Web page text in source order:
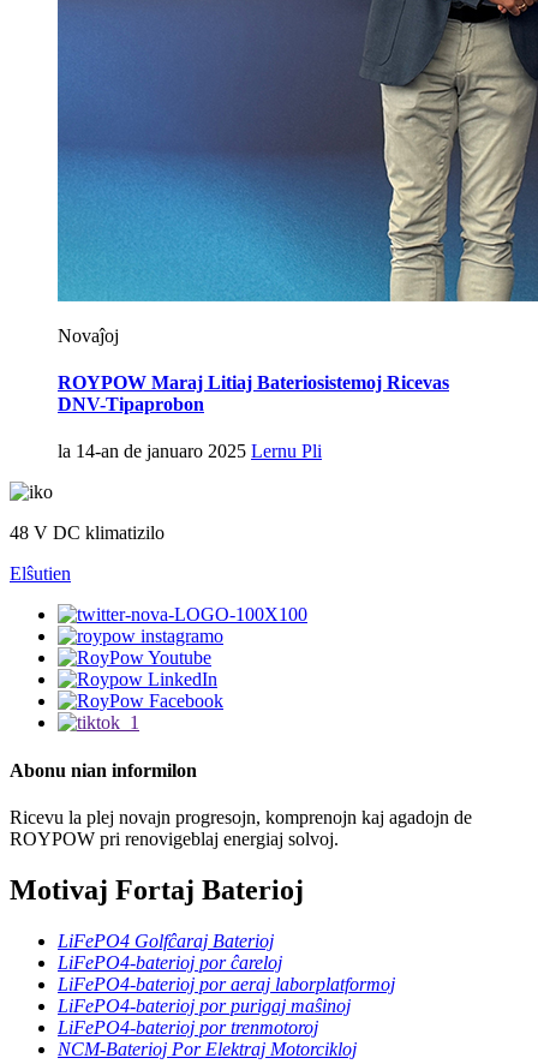
Novaĵoj
ROYPOW Maraj Litiaj Bateriosistemoj Ricevas
DNV-Tipaprobon
la 14-an de januaro 2025 Lernu Pli
48 V DC klimatizilo
Elŝutien
Abonu nian informilon
Ricevu la plej novajn progresojn, komprenojn kaj agadojn de
ROYPOW pri renovigeblaj energiaj solvoj.
Motivaj Fortaj Baterioj
LiFePO4 Golfĉaraj Baterioj
LiFePO4-baterioj por ĉareloj
LiFePO4-baterioj por aeraj laborplatformoj
LiFePO4-baterioj por purigaj maŝinoj
LiFePO4-baterioj por trenmotoroj
NCM-Baterioj Por Elektraj Motorcikloj